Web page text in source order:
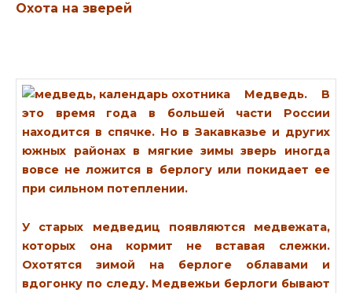
Охота на зверей
Медведь. В
это время года в большей части России
находится в спячке. Но в Закавказье и других
южных районах в мягкие зимы зверь иногда
вовсе не ложится в берлогу или покидает ее
при сильном потеплении.
У старых медведиц появляются медвежата,
которых она кормит не вставая слежки.
Охотятся зимой на берлоге облавами и
вдогонку по следу. Медвежьи берлоги бывают